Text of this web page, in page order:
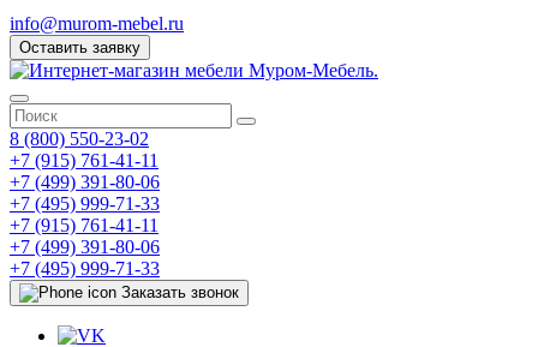
info@murom-mebel.ru
Оставить заявку
8 (800) 550-23-02
+7 (915) 761-41-11
+7 (499) 391-80-06
+7 (495) 999-71-33
+7 (915) 761-41-11
+7 (499) 391-80-06
+7 (495) 999-71-33
Заказать звонок